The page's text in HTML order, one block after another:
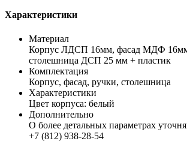
Характеристики
Материал
Корпус ЛДСП 16мм, фасад МДФ
столешница ДСП 25 мм + пластик
Комплектация
Корпус, фасад, ручки, столешница
Характеристики
Цвет корпуса: белый
Дополнительно
О более детальных параметрах
+7 (812) 938-28-54